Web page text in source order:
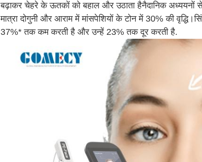
बढ़ाकर चेहरे के ऊतकों को बहाल और उठाता हैनैदानिक
मात्रा दोगुनी और आराम में मांसपेशियों के टोन में 30% की
37%* तक कम करती है और उन्हें 23% तक दूर करती है.